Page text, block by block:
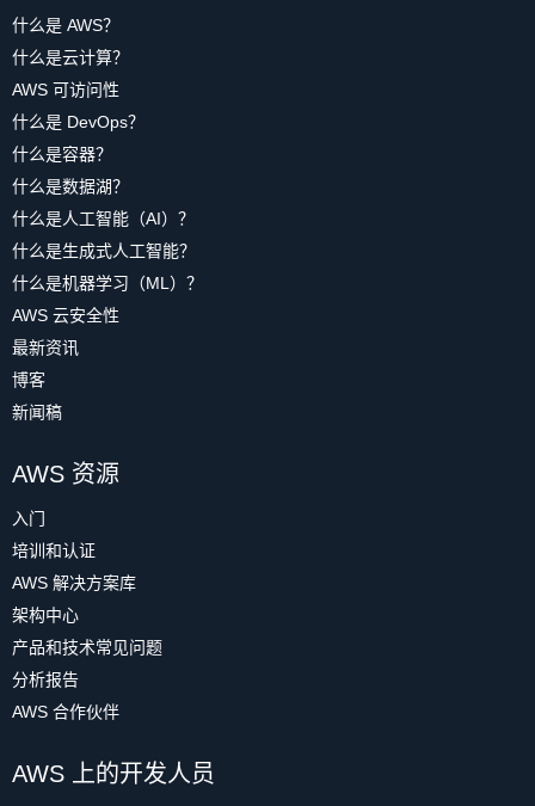
什么是 AWS？
什么是云计算？
AWS 可访问性
什么是 DevOps？
什么是容器？
什么是数据湖？
什么是人工智能（AI）？
什么是生成式人工智能？
什么是机器学习（ML）？
AWS 云安全性
最新资讯
博客
新闻稿
AWS 资源
入门
培训和认证
AWS 解决方案库
架构中心
产品和技术常见问题
分析报告
AWS 合作伙伴
AWS 上的开发人员